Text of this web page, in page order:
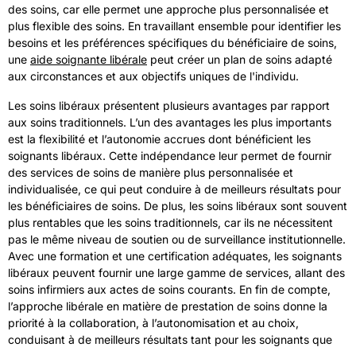
des soins, car elle permet une approche plus personnalisée et
plus flexible des soins. En travaillant ensemble pour identifier les
besoins et les préférences spécifiques du bénéficiaire de soins,
une aide soignante libérale peut créer un plan de soins adapté
aux circonstances et aux objectifs uniques de l'individu.
Les soins libéraux présentent plusieurs avantages par rapport
aux soins traditionnels. L’un des avantages les plus importants
est la flexibilité et l’autonomie accrues dont bénéficient les
soignants libéraux. Cette indépendance leur permet de fournir
des services de soins de manière plus personnalisée et
individualisée, ce qui peut conduire à de meilleurs résultats pour
les bénéficiaires de soins. De plus, les soins libéraux sont souvent
plus rentables que les soins traditionnels, car ils ne nécessitent
pas le même niveau de soutien ou de surveillance institutionnelle.
Avec une formation et une certification adéquates, les soignants
libéraux peuvent fournir une large gamme de services, allant des
soins infirmiers aux actes de soins courants. En fin de compte,
l’approche libérale en matière de prestation de soins donne la
priorité à la collaboration, à l’autonomisation et au choix,
conduisant à de meilleurs résultats tant pour les soignants que